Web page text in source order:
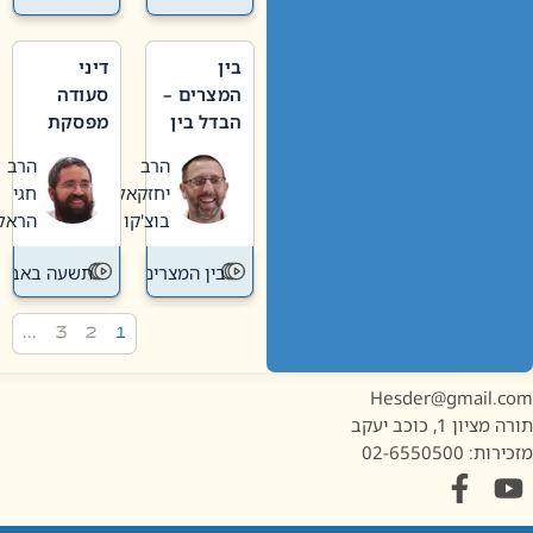
בין
המצרים –
הבדל בין
חדשה
לישנה
הרב
יחזקאל
בוצ'קו
בין המצרים
דיני
סעודה
מפסקת
תשעה
באב
הרב
חגי
הראל
תשעה באב
1, כוכב יעקב
02-6550500